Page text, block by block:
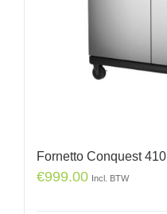
Fornetto Conquest 410
€999.00 Incl. BTW